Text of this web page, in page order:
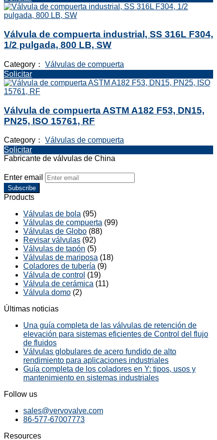
Válvula de compuerta industrial, SS 316L F304,
1/2 pulgada, 800 LB, SW
Category： Válvulas de compuerta
Solicitar
Válvula de compuerta ASTM A182 F53, DN15,
PN25, ISO 15761, RF
Category： Válvulas de compuerta
Solicitar
Fabricante de válvulas de China
Enter email
Subscribe
Products
Válvulas de bola (95)
Válvulas de compuerta (99)
Válvulas de Globo (88)
Revisar válvulas (92)
Válvulas de tapón (5)
Válvulas de mariposa (18)
Coladores de tubería (9)
Válvula de control (19)
Válvula de cerámica (11)
Válvula domo (2)
Últimas noticias
Una guía completa de las válvulas de retención de
elevación para sistemas eficientes de Control del flujo
de fluidos
Válvulas globulares de acero fundido de alto
rendimiento para aplicaciones industriales
Guía completa de los coladores en Y: tipos, usos y
mantenimiento en sistemas industriales
Follow us
sales@vervovalve.com
86-577-67007773
Resources